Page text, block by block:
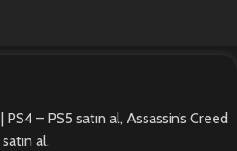
– PS5 satın al, Assassin’s Creed
al.